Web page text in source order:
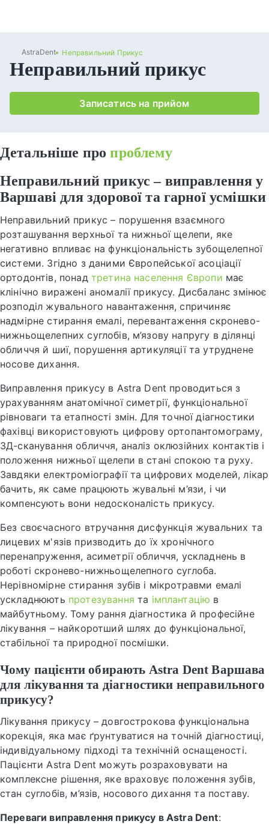
AstraDent Неправильний Прикус
Неправильний прикус
Записатись на прийом
Детальніше пропроблему
Неправильний прикус – виправлення у
Варшаві для здорової та гарної усмішки
Неправильний прикус – порушення взаємного
розташування верхньої та нижньої щелепи, яке
негативно впливає на функціональність зубощелепної
системи. Згідно з даними Європейської асоціації
ортодонтів, понадтретина населення Європи має
клінічно виражені аномалії прикусу. Дисбаланс змінює
розподіл жувального навантаження, спричиняє
надмірне стирання емалі, перевантаження скронево-
нижньощелепних суглобів, м’язову напругу в ділянці
обличчя й шиї, порушення артикуляції та утруднене
носове дихання.
Виправлення прикусу в Astra Dent проводиться з
урахуванням анатомічної симетрії, функціональної
рівноваги та етапності змін. Для точної діагностики
фахівці використовують цифрову ортопантомограму,
3Д-сканування обличчя, аналіз оклюзійних контактів і
положення нижньої щелепи в стані спокою та руху.
Завдяки електроміографії та цифрових моделей, лікар
бачить, як саме працюють жувальні м’язи, і чи
компенсують вони недосконалість прикусу.
Без своєчасного втручання дисфункція жувальних та
лицевих м'язів призводить до їх хронічного
перенапруження, асиметрії обличчя, ускладнень в
роботі скронево-нижньощелепного суглоба.
Нерівномірне стирання зубів і мікротравми емалі
ускладнюють протезування та імплантацію в
майбутньому. Тому рання діагностика й професійне
лікування – найкоротший шлях до функціональної,
стабільної та природної посмішки.
Чому пацієнти обирають Astra Dent Варшава
для лікування та діагностики неправильного
прикусу?
Лікування прикусу – довгострокова функціональна
корекція, яка має ґрунтуватися на точній діагностиці,
індивідуальному підході та технічній оснащеності.
Пацієнти Astra Dent можуть розраховувати на
комплексне рішення, яке враховує положення зубів,
стан суглобів, м’язів, носового дихання та поставу.
Переваги виправлення прикусу в Astra Dent: